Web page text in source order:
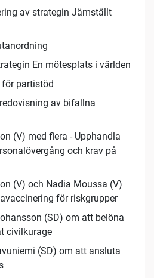
av strategin Jämställt
En mötesplats i världen
för partistöd
av bifallna
(V) med flera - Upphandla
och krav på
(V) och Nadia Moussa (V)
för riskgrupper
(SD) om att belöna
civilkurage
(SD) om att ansluta